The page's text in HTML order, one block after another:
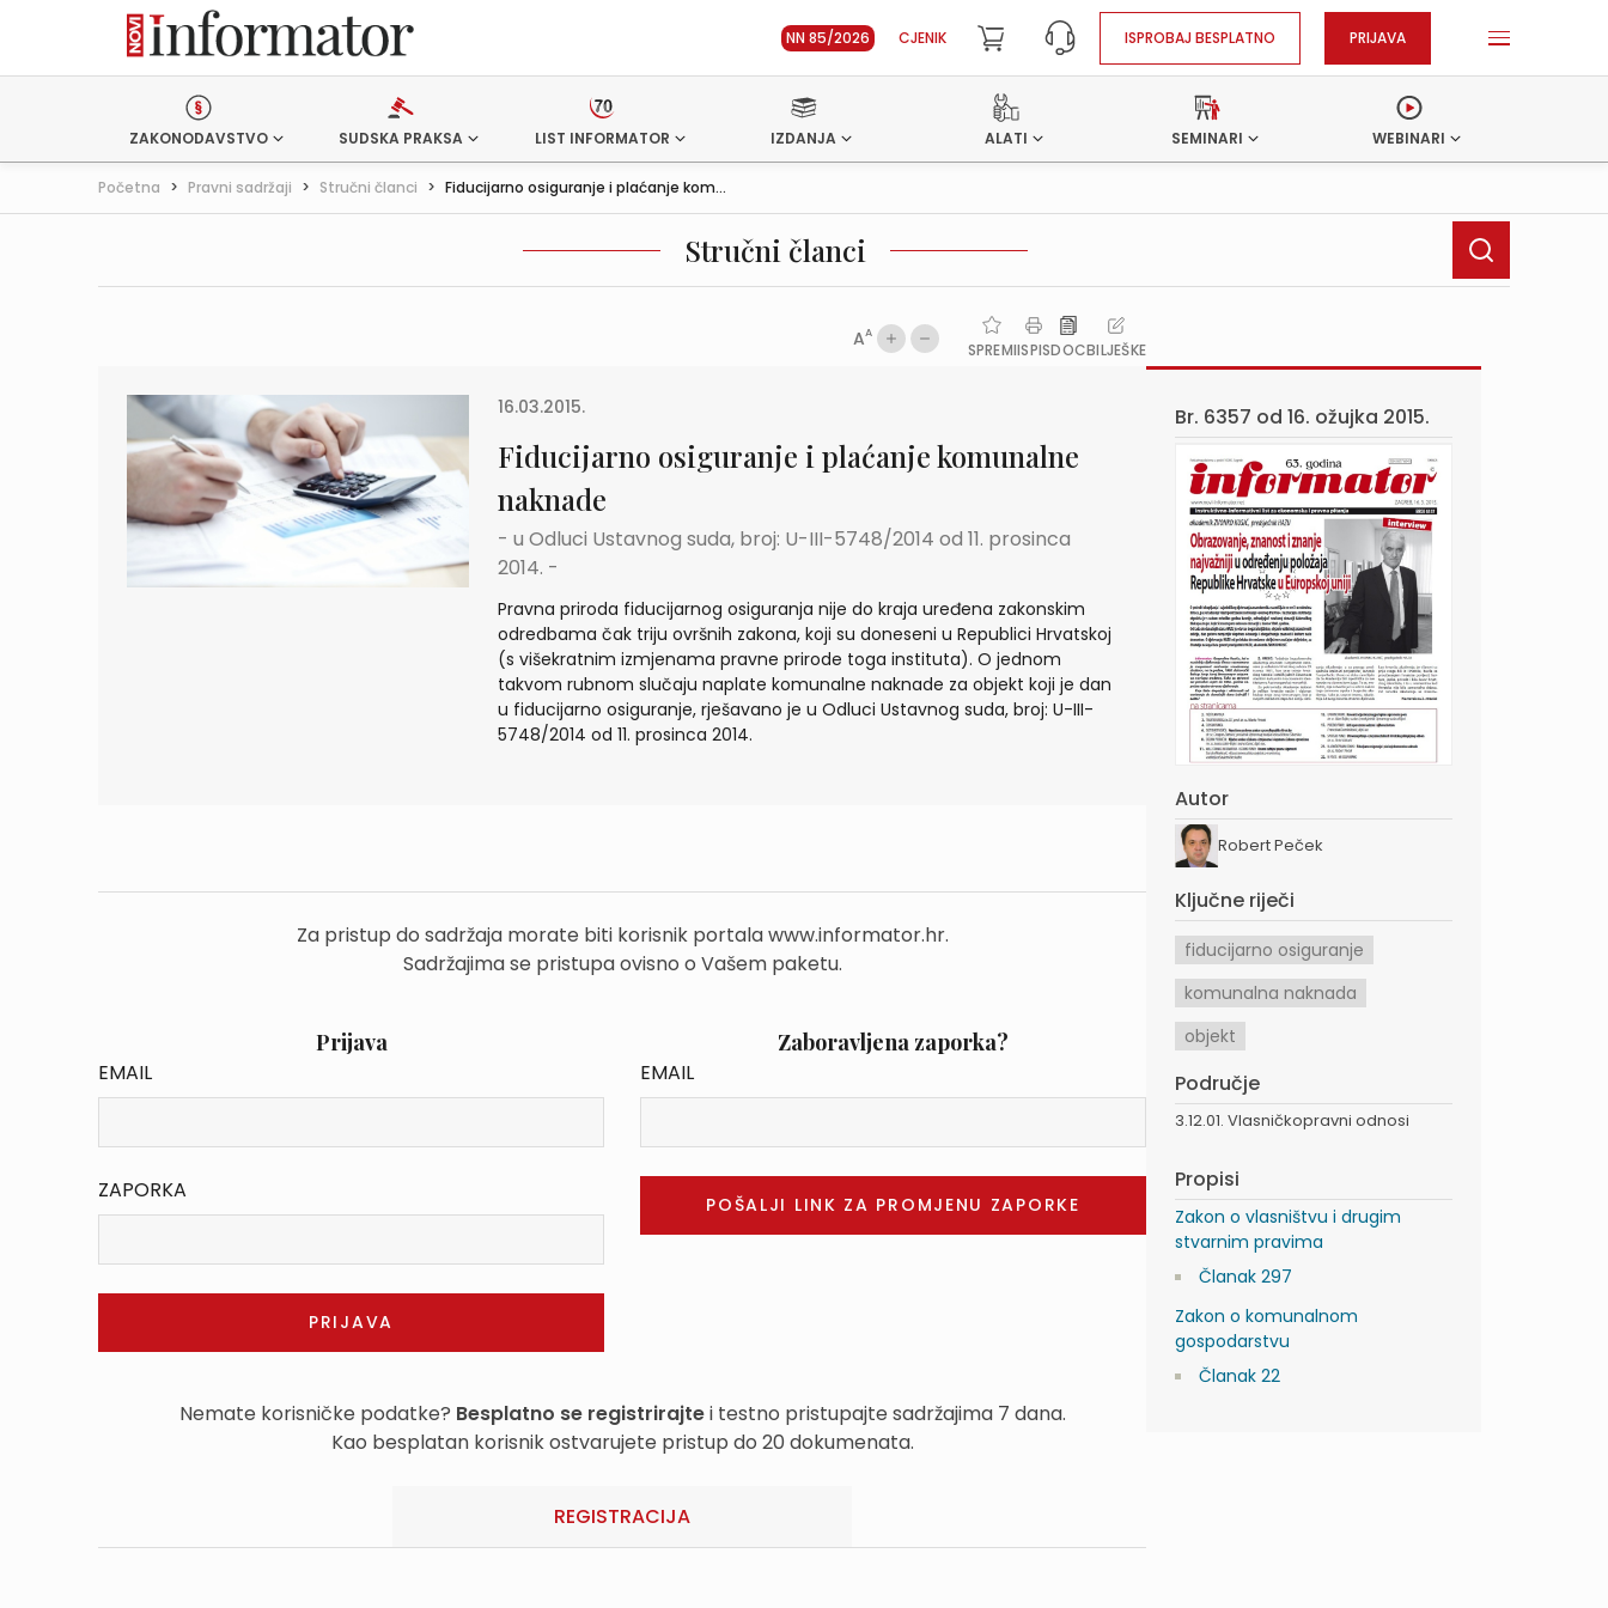
NN 85/2026 CJENIK ISPROBAJ BESPLATNO PRIJAVA
ZAKONODAVSTVO SUDSKA PRAKSA LIST INFORMATOR IZDANJA ALATI SEMINARI WEBINARI
Početna > Pravni sadržaji > Stručni članci > Fiducijarno osiguranje i plaćanje kom...
Stručni članci
AA
SPREMIISPISDOCBILJEŠKE
16.03.2015.
Fiducijarno osiguranje i plaćanje komunalne
naknade
- u Odluci Ustavnog suda, broj: U-III-5748/2014 od 11. prosinca
2014. -
Pravna priroda fiducijarnog osiguranja nije do kraja uređena zakonskim
odredbama čak triju ovršnih zakona, koji su doneseni u Republici Hrvatskoj
(s višekratnim izmjenama pravne prirode toga instituta). O jednom
takvom rubnom slučaju naplate komunalne naknade za objekt koji je dan
u fiducijarno osiguranje, rješavano je u Odluci Ustavnog suda, broj: U-III-
5748/2014 od 11. prosinca 2014.
Za pristup do sadržaja morate biti korisnik portala www.informator.hr.
Sadržajima se pristupa ovisno o Vašem paketu.
Prijava
EMAIL
ZAPORKA
Zaboravljena zaporka?
EMAIL
Nemate korisničke podatke? Besplatno se registrirajtei testno pristupajte sadržajima 7 dana.
Kao besplatan korisnik ostvarujete pristup do 20 dokumenata.
REGISTRACIJA
Br. 6357 od 16. ožujka 2015.
Autor
Robert Peček
Ključne riječi
fiducijarno osiguranje
komunalna naknada
objekt
Područje
3.12.01. Vlasničkopravni odnosi
Propisi
Zakon o vlasništvu i drugim
stvarnim pravima
Članak 297
Zakon o komunalnom
gospodarstvu
Članak 22